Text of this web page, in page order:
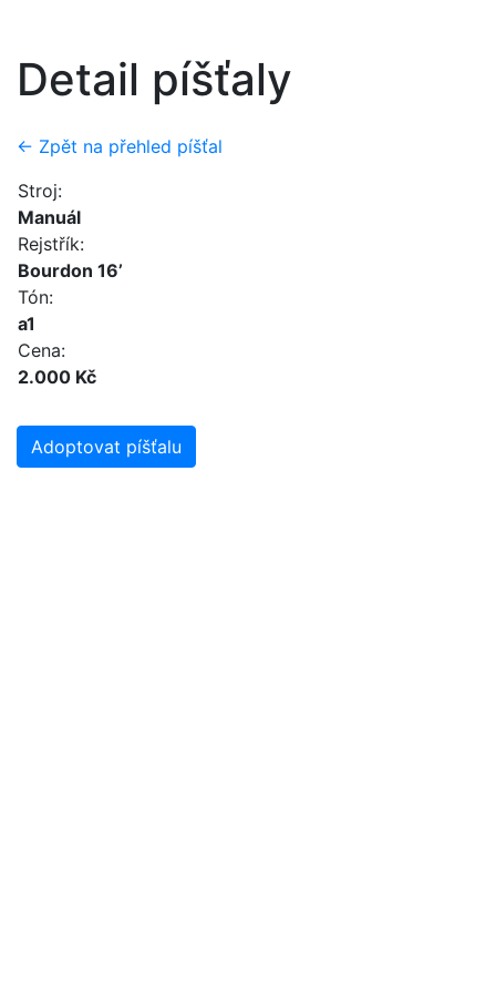
Detail píšťaly
← Zpět na přehled píšťal
Stroj:
Manuál
Rejstřík:
Bourdon 16’
Tón:
a1
Cena:
2.000 Kč
Adoptovat píšťalu